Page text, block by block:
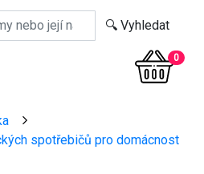
0
spotřebičů pro domácnost